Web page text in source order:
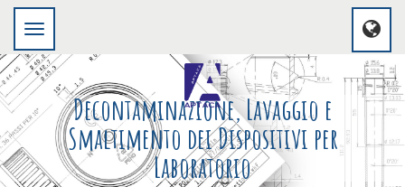
Decontaminazione, Lavaggio e
Smaltimento dei Dispositivi per
Laboratorio